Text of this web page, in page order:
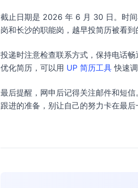
截止日期是 2026 年 6 月 30 日。时
岗和长沙的职能岗，越早投简历被看到
投递时注意检查联系方式，保持电话
优化简历，可以用 UP 简历工具 快速
最后提醒，网申后记得关注邮件和短
跟进的准备，别让自己的努力卡在最后